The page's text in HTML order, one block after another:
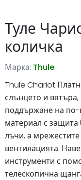
Туле
количка
Марка: Thule
Thule Chariot
слънцето и
поддържане на по-
материал с защита
лъчи, а
вентилацията.
инструменти с
телескопична